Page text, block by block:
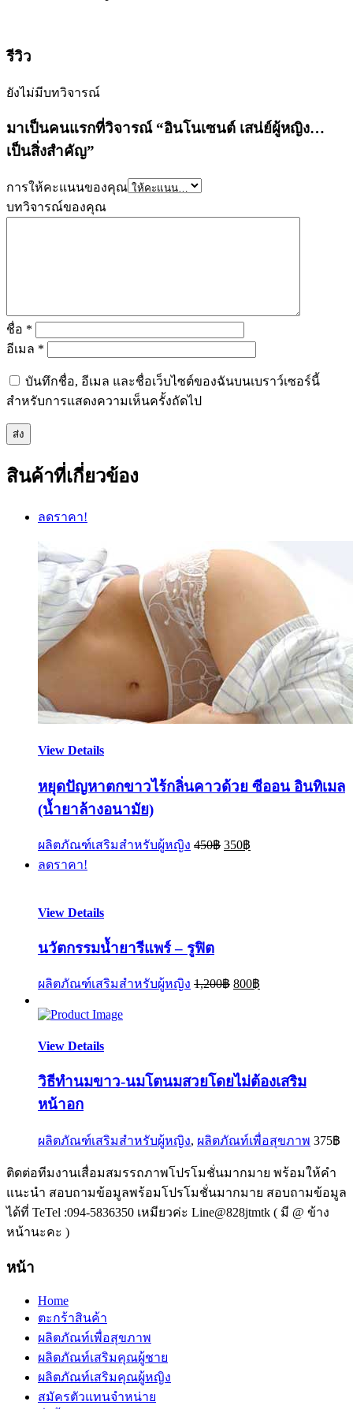
รีวิว
ยังไม่มีบทวิจารณ์
มาเป็นคนแรกที่วิจารณ์ “อินโนเซนต์ เสน่ย์ผู้หญิง…
เป็นสิ่งสำคัญ”
การให้คะแนนของคุณ
บทวิจารณ์ของคุณ
ชื่อ *
อีเมล *
บันทึกชื่อ, อีเมล และชื่อเว็บไซต์ของฉันบนเบราว์เซอร์นี้
สำหรับการแสดงความเห็นครั้งถัดไป
สินค้าที่เกี่ยวข้อง
ลดราคา!
View Details
หยุดปัญหาตกขาวไร้กลิ่นคาวด้วย ซีออน อินทิเมล
(น้ำยาล้างอนามัย)
ผลิตภัณฑ์เสริมสำหรับผู้หญิง 450฿ 350฿
ลดราคา!
View Details
นวัตกรรมน้ำยารีแพร์ – รูฟิต
ผลิตภัณฑ์เสริมสำหรับผู้หญิง 1,200฿ 800฿
View Details
วิธีทำนมขาว-นมโตนมสวยโดยไม่ต้องเสริม
หน้าอก
ผลิตภัณฑ์เสริมสำหรับผู้หญิง, ผลิตภัณท์เพื่อสุขภาพ 375฿
ติดต่อทีมงานเสื่อมสมรรถภาพโปรโมชั่นมากมาย พร้อมให้คำ
แนะนำ สอบถามข้อมูลพร้อมโปรโมชั่นมากมาย สอบถามข้อมูล
ได้ที่ TeTel :094-5836350 เหมียวค่ะ Line@828jtmtk ( มี @ ข้าง
หน้านะคะ )
หน้า
Home
ตะกร้าสินค้า
ผลิตภัณท์เพื่อสุขภาพ
ผลิตภัณท์เสริมคุณผู้ชาย
ผลิตภัณท์เสริมคุณผู้หญิง
สมัครตัวแทนจำหน่าย